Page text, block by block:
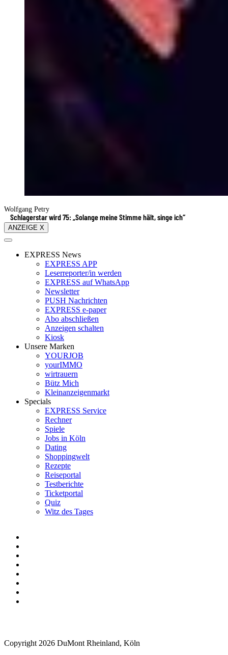
Wolfgang Petry
Schlagerstar wird 75: „Solange meine Stimme hält, singe ich“
ANZEIGE X
EXPRESS News
EXPRESS APP
Leserreporter/in werden
EXPRESS auf WhatsApp
Newsletter
PUSH Nachrichten
EXPRESS e-paper
Abo abschließen
Anzeigen schalten
Kiosk
Unsere Marken
YOURJOB
yourIMMO
wirtrauern
Bütz Mich
Kleinanzeigenmarkt
Specials
EXPRESS Service
Rechner
Spiele
Jobs in Köln
Dating
Shoppingwelt
Rezepte
Reiseportal
Testberichte
Ticketportal
Quiz
Witz des Tages
Copyright 2026 DuMont Rheinland, Köln